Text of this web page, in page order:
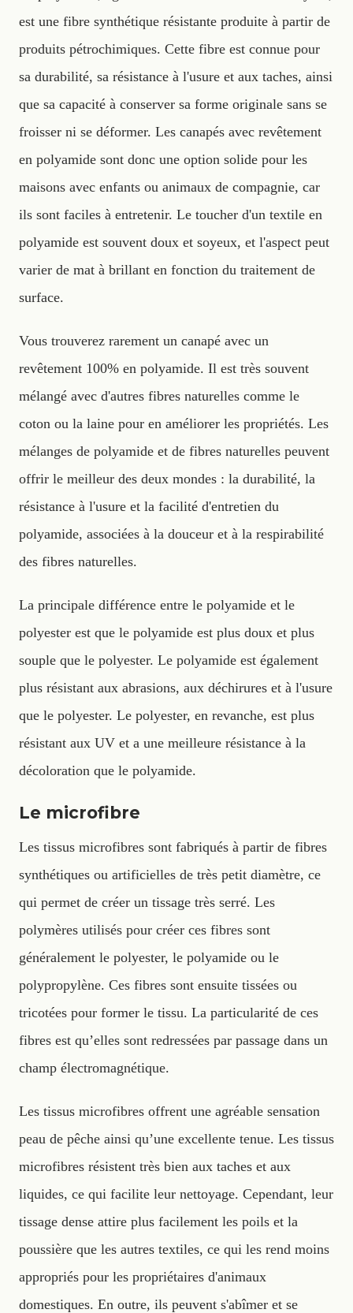
est une fibre synthétique résistante produite à partir de
produits pétrochimiques. Cette fibre est connue pour
sa durabilité, sa résistance à l'usure et aux taches, ainsi
que sa capacité à conserver sa forme originale sans se
froisser ni se déformer. Les canapés avec revêtement
en polyamide sont donc une option solide pour les
maisons avec enfants ou animaux de compagnie, car
ils sont faciles à entretenir. Le toucher d'un textile en
polyamide est souvent doux et soyeux, et l'aspect peut
varier de mat à brillant en fonction du traitement de
surface.
Vous trouverez rarement un canapé avec un
revêtement 100% en polyamide. Il est très souvent
mélangé avec d'autres fibres naturelles comme le
coton ou la laine pour en améliorer les propriétés. Les
mélanges de polyamide et de fibres naturelles peuvent
offrir le meilleur des deux mondes : la durabilité, la
résistance à l'usure et la facilité d'entretien du
polyamide, associées à la douceur et à la respirabilité
des fibres naturelles.
La principale différence entre le polyamide et le
polyester est que le polyamide est plus doux et plus
souple que le polyester. Le polyamide est également
plus résistant aux abrasions, aux déchirures et à l'usure
que le polyester. Le polyester, en revanche, est plus
résistant aux UV et a une meilleure résistance à la
décoloration que le polyamide.
Le microfibre
Les tissus microfibres sont fabriqués à partir de fibres
synthétiques ou artificielles de très petit diamètre, ce
qui permet de créer un tissage très serré. Les
polymères utilisés pour créer ces fibres sont
généralement le polyester, le polyamide ou le
polypropylène. Ces fibres sont ensuite tissées ou
tricotées pour former le tissu. La particularité de ces
fibres est qu’elles sont redressées par passage dans un
champ électromagnétique.
Les tissus microfibres offrent une agréable sensation
peau de pêche ainsi qu’une excellente tenue. Les tissus
microfibres résistent très bien aux taches et aux
liquides, ce qui facilite leur nettoyage. Cependant, leur
tissage dense attire plus facilement les poils et la
poussière que les autres textiles, ce qui les rend moins
appropriés pour les propriétaires d'animaux
domestiques. En outre, ils peuvent s'abîmer et se